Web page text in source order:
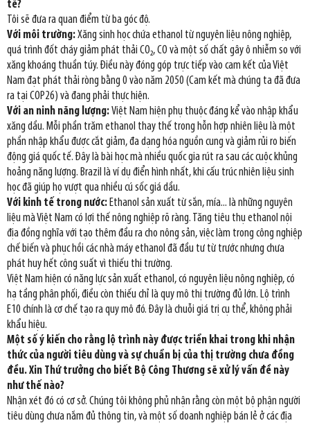
tế?
Tôi sẽ đưa ra quan điểm từ ba góc độ.
Với môi trường:Xăng sinh học chứa ethanol từ nguyên liệu nông nghiệp,
quá trình đốt cháy giảm phát thải CO₂, CO và một số chất gây ô nhiễm so với
xăng khoáng thuần túy. Điều này đóng góp trực tiếp vào cam kết của Việt
Nam đạt phát thải ròng bằng 0 vào năm 2050 (Cam kết mà chúng ta đã đưa
ra tại COP26) và đang phải thực hiện.
Với an ninh năng lượng:Việt Nam hiện phụ thuộc đáng kể vào nhập khẩu
xăng dầu. Mỗi phần trăm ethanol thay thế trong hỗn hợp nhiên liệu là một
phần nhập khẩu được cắt giảm, đa dạng hóa nguồn cung và giảm rủi ro biến
động giá quốc tế. Đây là bài học mà nhiều quốc gia rút ra sau các cuộc khủng
hoảng năng lượng. Brazil là ví dụ điển hình nhất, khi cấu trúc nhiên liệu sinh
học đã giúp họ vượt qua nhiều cú sốc giá dầu.
Với kinh tế trong nước: Ethanol sản xuất từ sắn, mía... là những nguyên
liệu mà Việt Nam có lợi thế nông nghiệp rõ ràng. Tăng tiêu thụ ethanol nội
địa đồng nghĩa với tạo thêm đầu ra cho nông sản, việc làm trong công nghiệp
chế biến và phục hồi các nhà máy ethanol đã đầu tư từ trước nhưng chưa
phát huy hết công suất vì thiếu thị trường.
Việt Nam hiện có năng lực sản xuất ethanol, có nguyên liệu nông nghiệp, có
hạ tầng phân phối, điều còn thiếu chỉ là quy mô thị trường đủ lớn. Lộ trình
E10 chính là cơ chế tạo ra quy mô đó. Đây là chuỗi giá trị cụ thể, không phải
khẩu hiệu.
Một số ý kiến cho rằng lộ trình này được triển khai trong khi nhận
thức của người tiêu dùng và sự chuẩn bị của thị trường chưa đồng
đều. Xin Thứ trưởng cho biết Bộ Công Thương sẽ xử lý vấn đề này
như thế nào?
Nhận xét đó có cơ sở. Chúng tôi không phủ nhận rằng còn một bộ phận người
tiêu dùng chưa nắm đủ thông tin, và một số doanh nghiệp bán lẻ ở các địa